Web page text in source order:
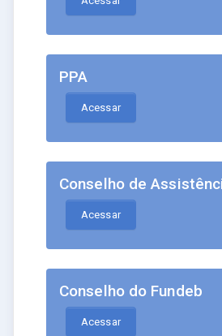
PPA
Acessar
Conselho de
Acessar
Conselho do Fundeb
Acessar